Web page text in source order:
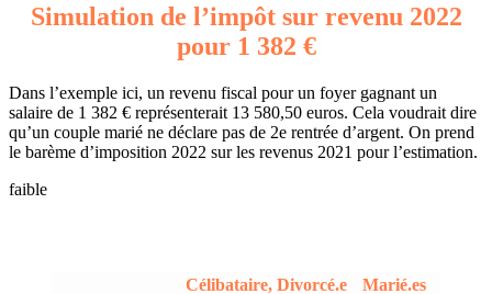
Simulation de l’impôt sur revenu 2022
pour 1 382 €
Dans l’exemple ici, un revenu fiscal pour un foyer gagnant un
salaire de 1 382 € représenterait 13 580,50 euros. Cela voudrait dire
qu’un couple marié ne déclare pas de 2e rentrée d’argent. On prend
le barème d’imposition 2022 sur les revenus 2021 pour l’estimation.
faible
Célibataire, Divorcé.e
Marié.es